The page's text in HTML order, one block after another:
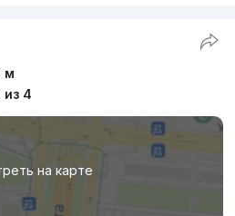
м
из 4
на карте